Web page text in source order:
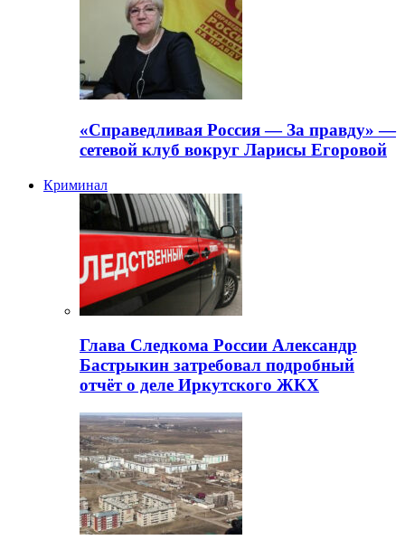
«Справедливая Россия — За правду» —
сетевой клуб вокруг Ларисы Егоровой
Криминал
Глава Следкома России Александр
Бастрыкин затребовал подробный
отчёт о деле Иркутского ЖКХ